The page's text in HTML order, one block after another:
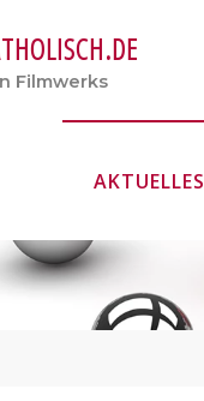
THOLISCH.DE
Filmwerks
springen
AKTUELLES